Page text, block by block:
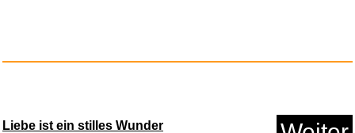
Scholl GelActiv Work Einlegeso...
Liebe ist ein stilles Wunder